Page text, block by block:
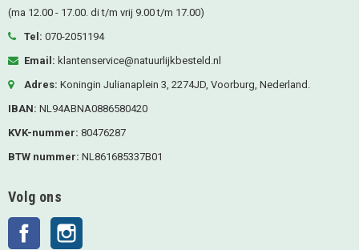
(ma 12.00 - 17.00. di t/m vrij 9.00 t/m 17.00)
Tel: 070-2051194
Email: klantenservice@natuurlijkbesteld.nl
Adres: Koningin Julianaplein 3, 2274JD, Voorburg, Nederland.
IBAN: NL94ABNA0886580420
KVK-nummer: 80476287
BTW nummer: NL861685337B01
Volg ons
Facebook